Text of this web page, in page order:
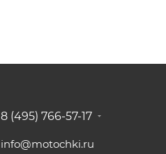
8 (495) 766-57-17
info@motochki.ru